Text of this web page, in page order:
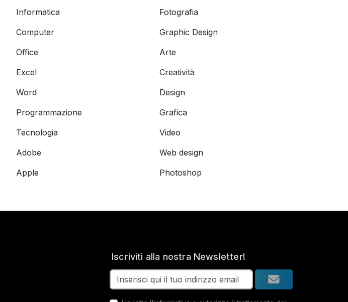
Informatica
Computer
Office
Excel
Word
Programmazione
Tecnologia
Adobe
Apple
Fotografia
Graphic Design
Arte
Creatività
Design
Grafica
Video
Web design
Photoshop
Iscriviti alla nostra Newsletter!